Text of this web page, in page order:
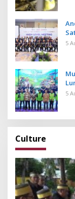
5
5
Culture